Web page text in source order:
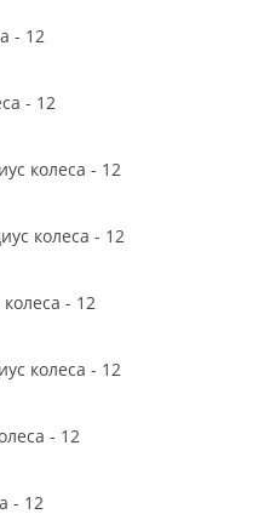
- 12
- 12
колеса - 12
колеса - 12
- 12
колеса - 12
- 12
- 12